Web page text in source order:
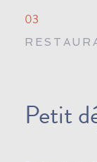
03
Petit